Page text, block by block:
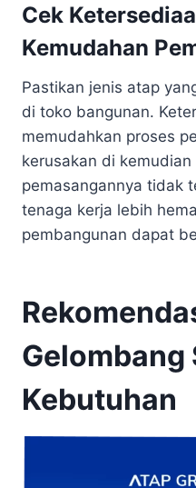
Cek
Kemudahan
Pastikan jenis atap
di toko bangunan.
memudahkan proses
kerusakan di
pemasangannya tidak
tenaga kerja lebih
pembangunan dapat
Gelombang
Kebutuhan